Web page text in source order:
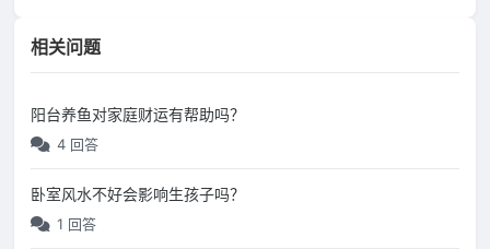
相关问题
阳台养鱼对家庭财运有帮助吗？
4 回答
卧室风水不好会影响生孩子吗？
1 回答